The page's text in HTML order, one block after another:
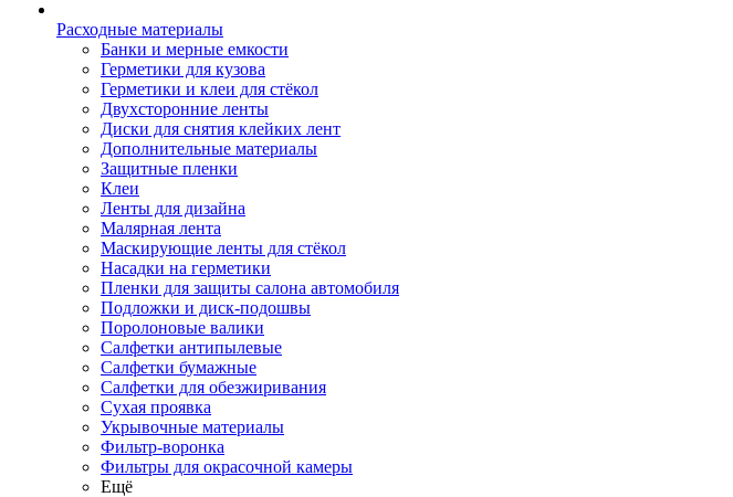
Расходные материалы
Банки и мерные емкости
Герметики для кузова
Герметики и клеи для стёкол
Двухсторонние ленты
Диски для снятия клейких лент
Дополнительные материалы
Защитные пленки
Клеи
Ленты для дизайна
Малярная лента
Маскирующие ленты для стёкол
Насадки на герметики
Пленки для защиты салона автомобиля
Подложки и диск-подошвы
Поролоновые валики
Салфетки антипылевые
Салфетки бумажные
Салфетки для обезжиривания
Сухая проявка
Укрывочные материалы
Фильтр-воронка
Фильтры для окрасочной камеры
Ещё